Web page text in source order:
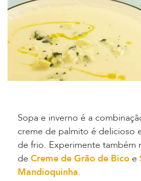
Sopa e inverno é a
creme de palmito é delicioso
de frio. Experimente também
de Creme de Grão de Bico e
Mandioquinha.